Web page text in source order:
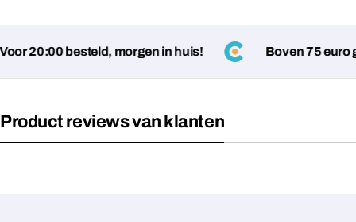
20:00 besteld, morgen in huis! Boven 75 euro
Product reviews van klanten